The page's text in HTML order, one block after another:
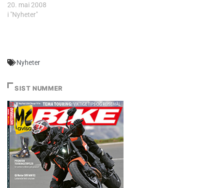
20. mai 2008
i "Nyheter"
Nyheter
SIST NUMMER